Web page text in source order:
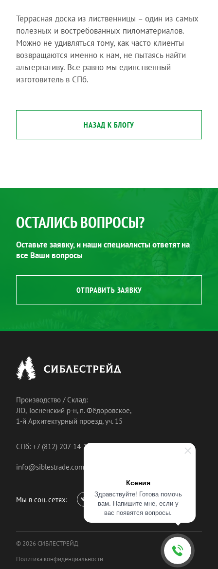
Ксения
Здравствуйте! Готова помочь
вам. Напишите мне, если у
вас появятся вопросы.
Террасная доска из лиственницы – один из самых
полезных и востребованных пиломатериалов.
Можно не удивляться тому, как часто клиенты
возвращаются именно к нам, не пытаясь найти
альтернативу. Все равно мы единственный
изготовитель в СПб.
НАЗАД К БЛОГУ
ОСТАЛИСЬ ВОПРОСЫ?
Оставьте заявку, и наши специалисты ответят на
все Ваши вопросы
ОТПРАВИТЬ ЗАЯВКУ
Производство / Склад:
ЛО, Тосненский р-н, п. Фёдоровское,
1-й Архитектурный проезд, уч. 15
СПб: +7 (812) 207-14-18
info@siblestrade.com
Мы в соц. сетях:
© 2026 СИБЛЕСТРЕЙД
Политика конфиденциальности